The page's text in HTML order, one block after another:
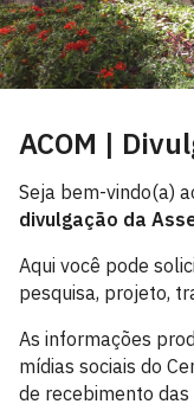
ACOM |
Seja bem-vindo(a)
divulgação da
Aqui você pode
pesquisa, projeto,
As informações
mídias sociais do
de recebimento